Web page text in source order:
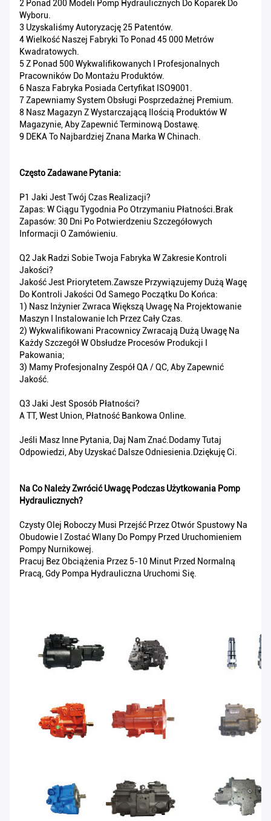
2 Ponad 200 Modeli Pomp Hydraulicznych Do Koparek Do
Wyboru.
3 Uzyskaliśmy Autoryzację 25 Patentów.
4 Wielkość Naszej Fabryki To Ponad 45 000 Metrów
Kwadratowych.
5 Z Ponad 500 Wykwalifikowanych I Profesjonalnych
Pracowników Do Montażu Produktów.
6 Nasza Fabryka Posiada Certyfikat ISO9001.
7 Zapewniamy System Obsługi Posprzedażnej Premium.
8 Nasz Magazyn Z Wystarczającą Ilością Produktów W
Magazynie, Aby Zapewnić Terminową Dostawę.
9 DEKA To Najbardziej Znana Marka W Chinach.
Często Zadawane Pytania:
P1 Jaki Jest Twój Czas Realizacji?
Zapas: W Ciągu Tygodnia Po Otrzymaniu Płatności.Brak
Zapasów: 30 Dni Po Potwierdzeniu Szczegółowych
Informacji O Zamówieniu.
Q2 Jak Radzi Sobie Twoja Fabryka W Zakresie Kontroli
Jakości?
Jakość Jest Priorytetem.Zawsze Przywiązujemy Dużą Wagę
Do Kontroli Jakości Od Samego Początku Do Końca:
1) Nasz Inżynier Zwraca Większą Uwagę Na Projektowanie
Maszyn I Instalowanie Ich Przez Cały Czas.
2) Wykwalifikowani Pracownicy Zwracają Dużą Uwagę Na
Każdy Szczegół W Obsłudze Procesów Produkcji I
Pakowania;
3) Mamy Profesjonalny Zespół QA / QC, Aby Zapewnić
Jakość.
Q3 Jaki Jest Sposób Płatności?
A TT, West Union, Płatność Bankowa Online.
Jeśli Masz Inne Pytania, Daj Nam Znać.Dodamy Tutaj
Odpowiedzi, Aby Uzyskać Dalsze Odniesienia.Dziękuję Ci.
Na Co Należy Zwrócić Uwagę Podczas Użytkowania Pomp
Hydraulicznych?
Czysty Olej Roboczy Musi Przejść Przez Otwór Spustowy Na
Obudowie I Zostać Wlany Do Pompy Przed Uruchomieniem
Pompy Nurnikowej.
Pracuj Bez Obciążenia Przez 5-10 Minut Przed Normalną
Pracą, Gdy Pompa Hydrauliczna Uruchomi Się.